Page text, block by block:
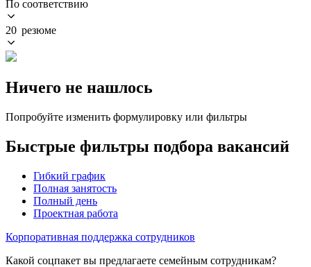
По соответствию
20 резюме
Ничего не нашлось
Попробуйте изменить формулировку или фильтры
Быстрые фильтры подбора вакансий
Гибкий график
Полная занятость
Полный день
Проектная работа
Корпоративная поддержка сотрудников
Какой соцпакет вы предлагаете семейным сотрудникам?